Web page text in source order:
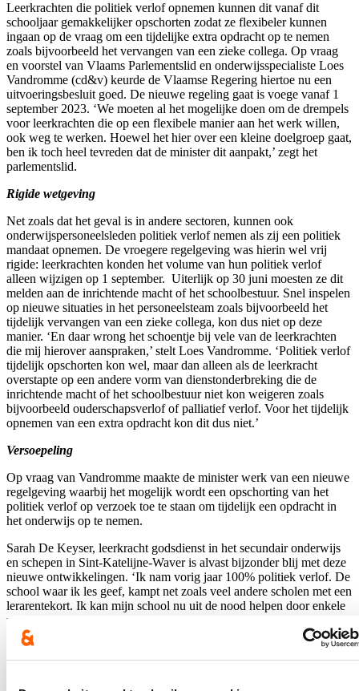
Leerkrachten die politiek verlof opnemen kunnen dit vanaf dit
schooljaar gemakkelijker opschorten zodat ze flexibeler kunnen
ingaan op de vraag om een tijdelijke extra opdracht op te nemen
zoals bijvoorbeeld het vervangen van een zieke collega. Op vraag
en voorstel van Vlaams Parlementslid en onderwijsspecialiste Loes
Vandromme (cd&v) keurde de Vlaamse Regering hiertoe nu een
uitvoeringsbesluit goed. De nieuwe regeling gaat is voege vanaf 1
september 2023. ‘We moeten al het mogelijke doen om de drempels
voor leerkrachten die op een flexibele manier aan het werk willen,
ook weg te werken. Hoewel het hier over een kleine doelgroep gaat,
ben ik toch heel tevreden dat de minister dit aanpakt,’ zegt het
parlementslid.
Rigide wetgeving
Net zoals dat het geval is in andere sectoren, kunnen ook
onderwijspersoneelsleden politiek verlof nemen als zij een politiek
mandaat opnemen. De vroegere regelgeving was hierin wel vrij
rigide: leerkrachten konden het volume van hun politiek verlof
alleen wijzigen op 1 september. Uiterlijk op 30 juni moesten ze dit
melden aan de inrichtende macht of het schoolbestuur. Snel inspelen
op nieuwe situaties in het personeelsteam zoals bijvoorbeeld het
tijdelijk vervangen van een zieke collega, kon dus niet op deze
manier. ‘En daar wrong het schoentje bij vele van de leerkrachten
die mij hierover aanspraken,’ stelt Loes Vandromme. ‘Politiek verlof
tijdelijk opschorten kon wel, maar dan alleen als de leerkracht
overstapte op een andere vorm van dienstonderbreking die de
inrichtende macht of het schoolbestuur niet kon weigeren zoals
bijvoorbeeld ouderschapsverlof of palliatief verlof. Voor het tijdelijk
opnemen van een extra opdracht kon dit dus niet.’
Versoepeling
Op vraag van Vandromme maakte de minister werk van een nieuwe
regelgeving waarbij het mogelijk wordt een opschorting van het
politiek verlof op verzoek toe te staan om tijdelijk een opdracht in
het onderwijs op te nemen.
Sarah De Keyser, leerkracht godsdienst in het secundair onderwijs
en schepen in Sint-Katelijne-Waver is alvast bijzonder blij met deze
nieuwe ontwikkelingen. ‘Ik nam vorig jaar 100% politiek verlof. De
school waar ik les geef, kampt net zoals veel andere scholen met een
lerarentekort. Ik kan mijn school nu uit de nood helpen door enkele
uren les te geven en een zieke leerkracht te vervangen. De vorige
regelgeving liet dit niet toe,’ vertelt ze.
Ook Kris Van Looveren, leerkracht en schepen in Wuustwezel is